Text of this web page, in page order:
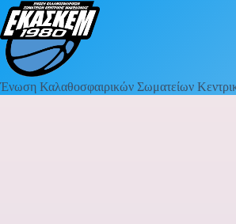
Ένωση Καλαθοσφαιρικών Σωματείων